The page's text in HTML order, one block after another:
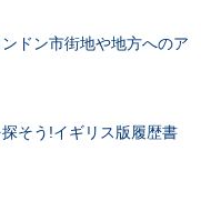
ドン市街地や地方へのア
そう!イギリス版履歴書